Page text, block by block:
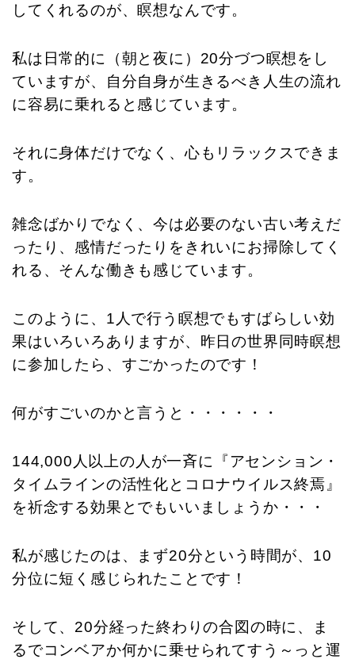
してくれるのが、瞑想なんです。
私は日常的に（朝と夜に）20分づつ瞑想をし
ていますが、自分自身が生きるべき人生の流れ
に容易に乗れると感じています。
それに身体だけでなく、心もリラックスできま
す。
雑念ばかりでなく、今は必要のない古い考えだ
ったり、感情だったりをきれいにお掃除してく
れる、そんな働きも感じています。
このように、1人で行う瞑想でもすばらしい効
果はいろいろありますが、昨日の世界同時瞑想
に参加したら、すごかったのです！
何がすごいのかと言うと・・・・・・
144,000人以上の人が一斉に『アセンション・
タイムラインの活性化とコロナウイルス終焉』
を祈念する効果とでもいいましょうか・・・
私が感じたのは、まず20分という時間が、10
分位に短く感じられたことです！
そして、20分経った終わりの合図の時に、ま
るでコンベアか何かに乗せられてすう～っと運